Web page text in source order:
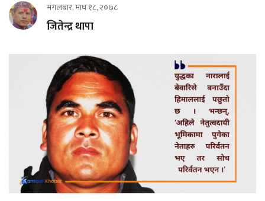
मंगलबार, माघ १८, २०७८
जितेन्द्र थापा